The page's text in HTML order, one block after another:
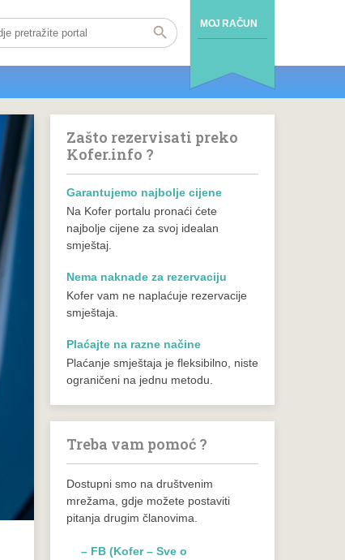
MOJ RAČUN
Zašto rezervisati preko
Kofer.info ?
Garantujemo najbolje cijene
Na Kofer portalu pronaći ćete
najbolje cijene za svoj idealan
smještaj.
Nema naknade za rezervaciju
Kofer vam ne naplaćuje rezervacije
smještaja.
Plaćajte na razne načine
Plaćanje smještaja je fleksibilno, niste
ograničeni na jednu metodu.
Treba vam pomoć ?
Dostupni smo na društvenim
mrežama, gdje možete postaviti
pitanja drugim članovima.
– FB (Kofer – Sve o